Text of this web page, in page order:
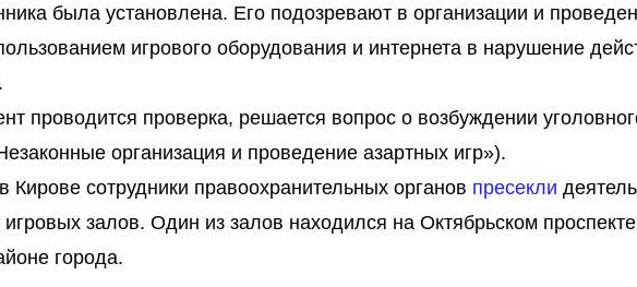
была установлена. Его подозревают в организации и
игрового оборудования и интернета в нарушение
проводится проверка, решается вопрос о возбуждении
организация и проведение азартных игр»).
сотрудники правоохранительных органов пресекли
залов. Один из залов находился на Октябрьском
города.